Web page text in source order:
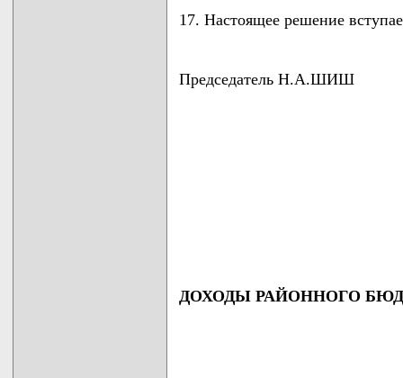
17. Настоящее решение
Председатель Н.А.ШИШ
ДОХОДЫ РАЙОННОГО